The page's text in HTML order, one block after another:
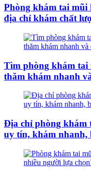
Phòng khám tai
địa chỉ khám chất
Tìm phòng khám
thăm khám nhanh
Địa chỉ phòng khám
uy tín, khám nhanh,